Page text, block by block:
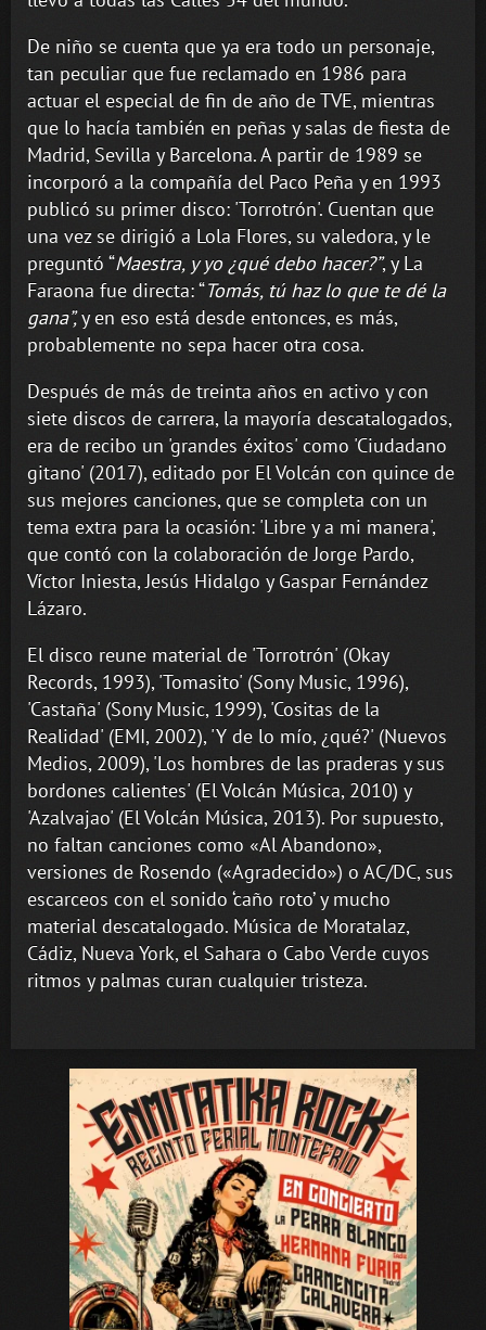
De niño se cuenta que ya era todo un personaje,
tan peculiar que fue reclamado en 1986 para
actuar el especial de fin de año de TVE, mientras
que lo hacía también en peñas y salas de fiesta de
Madrid, Sevilla y Barcelona. A partir de 1989 se
incorporó a la compañía del Paco Peña y en 1993
publicó su primer disco: 'Torrotrón'. Cuentan que
una vez se dirigió a Lola Flores, su valedora, y le
preguntó “Maestra, y yo ¿qué debo hacer?”, y La
Faraona fue directa: “Tomás, tú haz lo que te dé la
gana”,y en eso está desde entonces, es más,
probablemente no sepa hacer otra cosa.
Después de más de treinta años en activo y con
siete discos de carrera, la mayoría descatalogados,
era de recibo un 'grandes éxitos' como 'Ciudadano
gitano' (2017), editado por El Volcán con quince de
sus mejores canciones, que se completa con un
tema extra para la ocasión: 'Libre y a mi manera',
que contó con la colaboración de Jorge Pardo,
Víctor Iniesta, Jesús Hidalgo y Gaspar Fernández
Lázaro.
El disco reune material de 'Torrotrón' (Okay
Records, 1993), 'Tomasito' (Sony Music, 1996),
'Castaña' (Sony Music, 1999), 'Cositas de la
Realidad' (EMI, 2002), 'Y de lo mío, ¿qué?' (Nuevos
Medios, 2009), 'Los hombres de las praderas y sus
bordones calientes' (El Volcán Música, 2010) y
'Azalvajao' (El Volcán Música, 2013). Por supuesto,
no faltan canciones como «Al Abandono»,
versiones de Rosendo («Agradecido») o AC/DC, sus
escarceos con el sonido ‘caño roto’ y mucho
material descatalogado. Música de Moratalaz,
Cádiz, Nueva York, el Sahara o Cabo Verde cuyos
ritmos y palmas curan cualquier tristeza.